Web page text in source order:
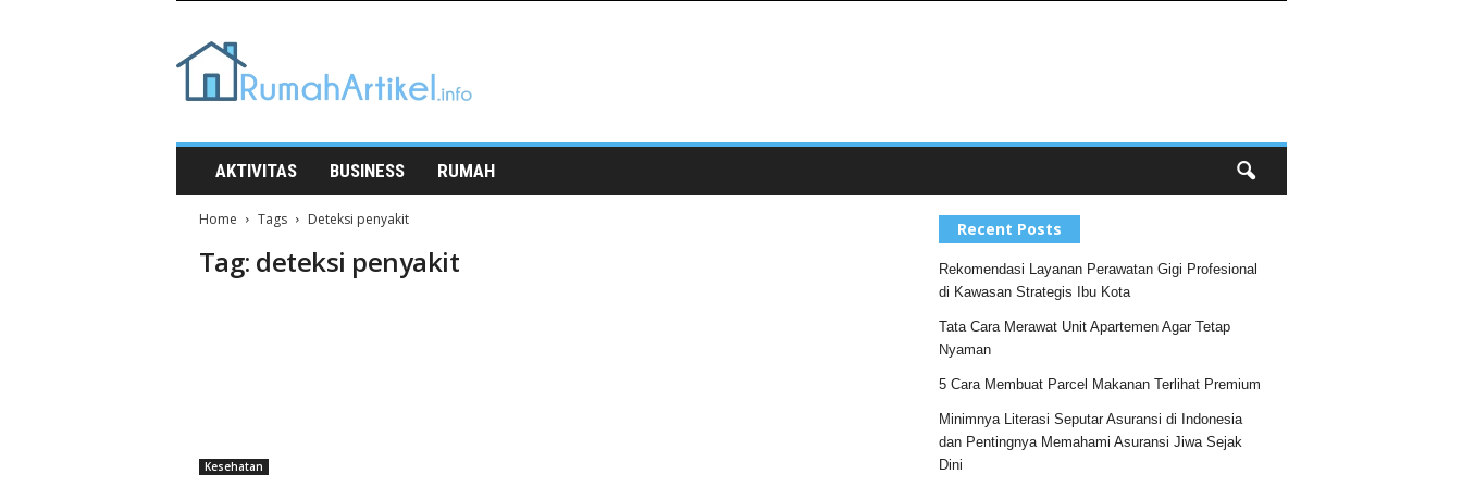
Artikel
AKTIVITAS BUSINESS RUMAH
Home Tags Deteksi penyakit
Tag: deteksi penyakit
Kesehatan
Recent Posts
Rekomendasi Layanan Perawatan Gigi Profesional
di Kawasan Strategis Ibu Kota
Tata Cara Merawat Unit Apartemen Agar Tetap
Nyaman
5 Cara Membuat Parcel Makanan Terlihat Premium
Minimnya Literasi Seputar Asuransi di Indonesia
dan Pentingnya Memahami Asuransi Jiwa Sejak
Dini